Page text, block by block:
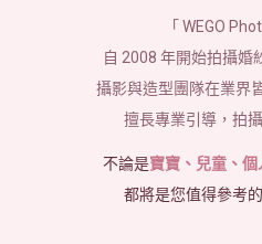
「 WEGO
自 2008 年開始拍攝婚
攝影與造型團隊在業界
擅長專業引導，拍
不論是寶寶、兒童、
都將是您值得參考